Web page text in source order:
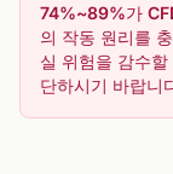
74%~89%가
의 작동 원리를
실 위험을 감수
단하시기 바랍니